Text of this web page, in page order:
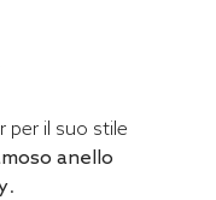
per il suo stile
anello
.